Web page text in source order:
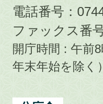
電話番号：
ファックス番
開庁時間 : 午前
年末年始を除く）